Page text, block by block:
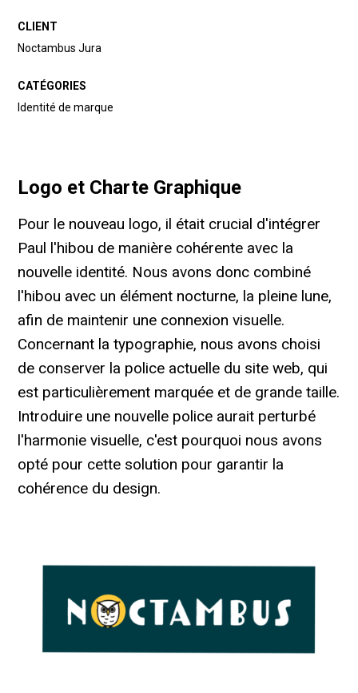
CLIENT
Noctambus Jura
CATÉGORIES
Identité de marque
Logo et Charte Graphique
Pour le nouveau logo, il était crucial d'intégrer
Paul l'hibou de manière cohérente avec la
nouvelle identité. Nous avons donc combiné
l'hibou avec un élément nocturne, la pleine lune,
afin de maintenir une connexion visuelle.
Concernant la typographie, nous avons choisi
de conserver la police actuelle du site web, qui
est particulièrement marquée et de grande taille.
Introduire une nouvelle police aurait perturbé
l'harmonie visuelle, c'est pourquoi nous avons
opté pour cette solution pour garantir la
cohérence du design.